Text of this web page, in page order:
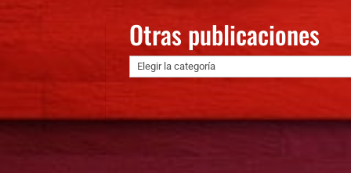
Otras publicaciones
Otras
publicaciones